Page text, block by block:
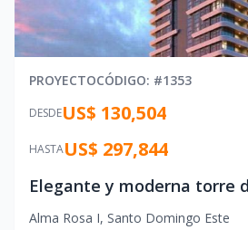
PROYECTOCÓDIGO: #1353
DESDEUS$ 130,504
HASTAUS$ 297,844
Alma Rosa I, Santo Domingo Este